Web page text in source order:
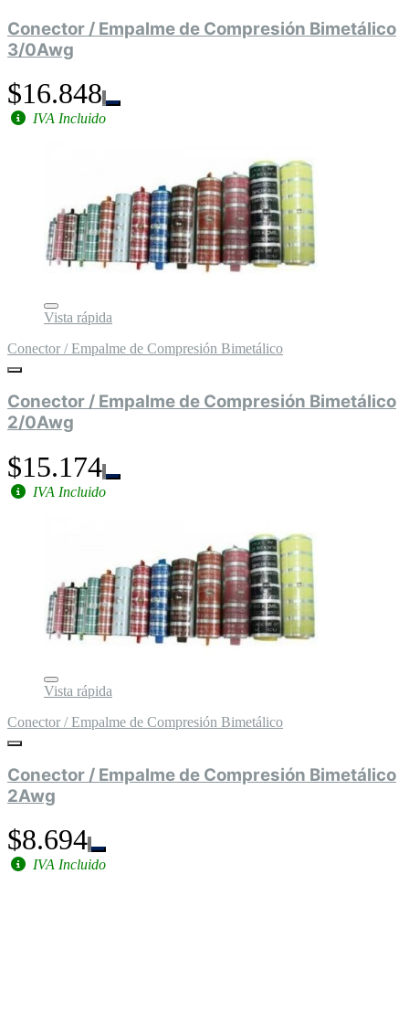
Conector / Empalme de Compresión Bimetálico
3/0Awg
$16.848
IVA Incluido
Vista rápida
Conector / Empalme de Compresión Bimetálico
Conector / Empalme de Compresión Bimetálico
2/0Awg
$15.174
IVA Incluido
Vista rápida
Conector / Empalme de Compresión Bimetálico
Conector / Empalme de Compresión Bimetálico
2Awg
$8.694
IVA Incluido